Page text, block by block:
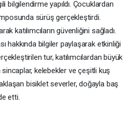
bilgilendirme yapıldı. Çocuklardan
sürüş gerçekleştirdi.
katılımcıların güvenliğini sağladı.
hakkında bilgiler paylaşarak etkinliği
tur, katılımcılardan büyük
sincaplar, kelebekler ve çeşitli kuş
bisiklet severler, doğayla baş
etti.